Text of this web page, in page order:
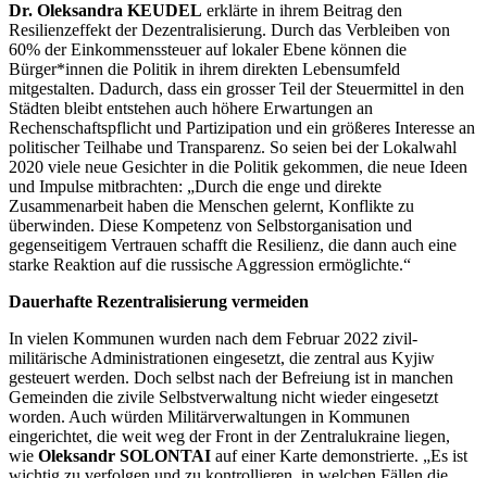
Dr. Oleksandra KEUDEL erklärte in ihrem Beitrag den
Resilienzeffekt der Dezentralisierung. Durch das Verbleiben von
60% der Einkommenssteuer auf lokaler Ebene können die
Bürger*innen die Politik in ihrem direkten Lebensumfeld
mitgestalten. Dadurch, dass ein grosser Teil der Steuermittel in den
Städten bleibt entstehen auch höhere Erwartungen an
Rechenschaftspflicht und Partizipation und ein größeres Interesse an
politischer Teilhabe und Transparenz. So seien bei der Lokalwahl
2020 viele neue Gesichter in die Politik gekommen, die neue Ideen
und Impulse mitbrachten: „Durch die enge und direkte
Zusammenarbeit haben die Menschen gelernt, Konflikte zu
überwinden. Diese Kompetenz von Selbstorganisation und
gegenseitigem Vertrauen schafft die Resilienz, die dann auch eine
starke Reaktion auf die russische Aggression ermöglichte.“
Dauerhafte Rezentralisierung vermeiden
In vielen Kommunen wurden nach dem Februar 2022 zivil-
militärische Administrationen eingesetzt, die zentral aus Kyjiw
gesteuert werden. Doch selbst nach der Befreiung ist in manchen
Gemeinden die zivile Selbstverwaltung nicht wieder eingesetzt
worden. Auch würden Militärverwaltungen in Kommunen
eingerichtet, die weit weg der Front in der Zentralukraine liegen,
wie Oleksandr SOLONTAI auf einer Karte demonstrierte. „Es ist